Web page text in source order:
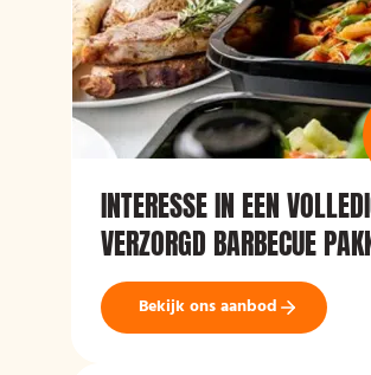
INTERESSE IN EEN
VERZORGD BARBECUE
Bekijk ons aanbod